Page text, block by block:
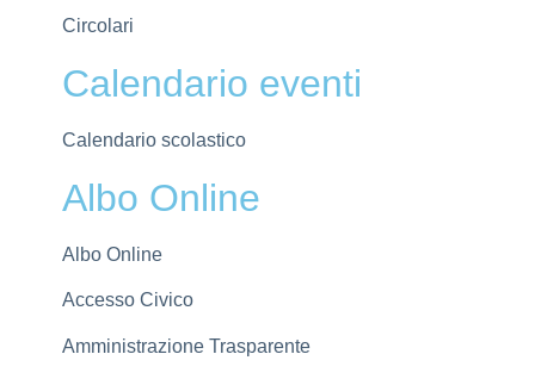
Circolari
Calendario eventi
Calendario scolastico
Albo Online
Albo Online
Accesso Civico
Amministrazione Trasparente